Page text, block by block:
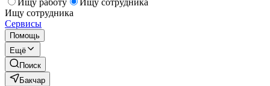
Ищу работу
Ищу сотрудника
Ищу сотрудника
Сервисы
Помощь
Ещё
Поиск
Бакчар